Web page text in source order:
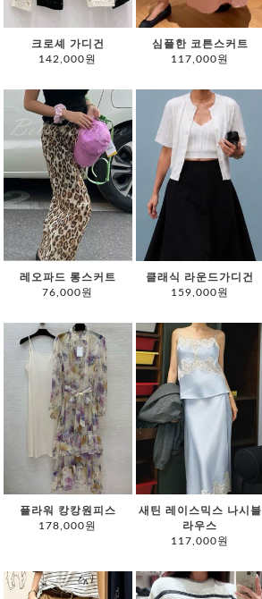
크로셰 가디건
142,000원
심플한 코튼스커트
117,000원
레오파드 롱스커트
76,000원
클래식 라운드가디건
159,000원
플라워 캉캉원피스
178,000원
새틴 레이스믹스 나시블
라우스
117,000원